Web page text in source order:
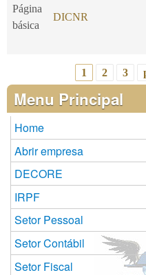
Página
básica
DICNR
Páginas
1 2 3
Menu Principal
Home
Abrir empresa
DECORE
IRPF
Setor Pessoal
Setor Contábil
Setor Fiscal